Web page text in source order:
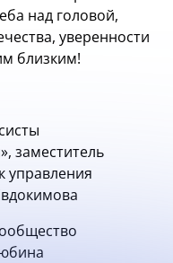
над головой,
уверенности
близким!
заместитель
управления